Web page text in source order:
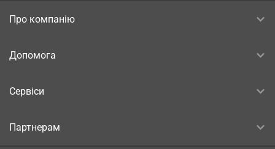
Про компанію
Допомога
Сервіси
Партнерам